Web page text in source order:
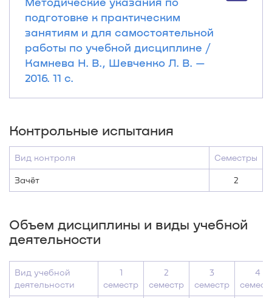
подготовке к практическим
занятиям и для самостоятельной
работы по учебной дисциплине /
Камнева Н. В., Шевченко Л. В. —
2016. 11 с.
Контрольные испытания
Вид контроля Семестры
Зачёт 2
Объем дисциплины и виды учебной
деятельности
Вид учебной
деятельности
1
семестр
2
семестр
3
семестр
4